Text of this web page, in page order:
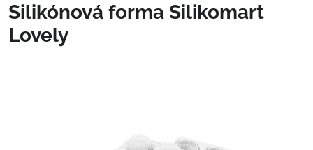
Silikónová forma Silikomart
Lovely